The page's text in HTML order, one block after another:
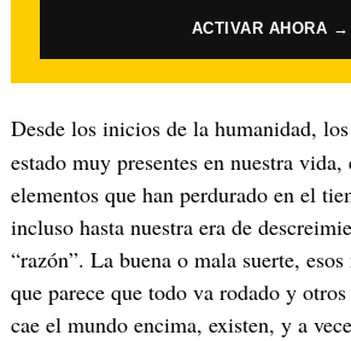
ACTIVAR AHORA →
Desde los inicios de la humanidad, los
estado muy presentes en nuestra vida,
elementos que han perdurado en el
incluso hasta nuestra era de
“razón”. La buena o mala suerte,
que parece que todo va rodado y
cae el mundo encima, existen, y a